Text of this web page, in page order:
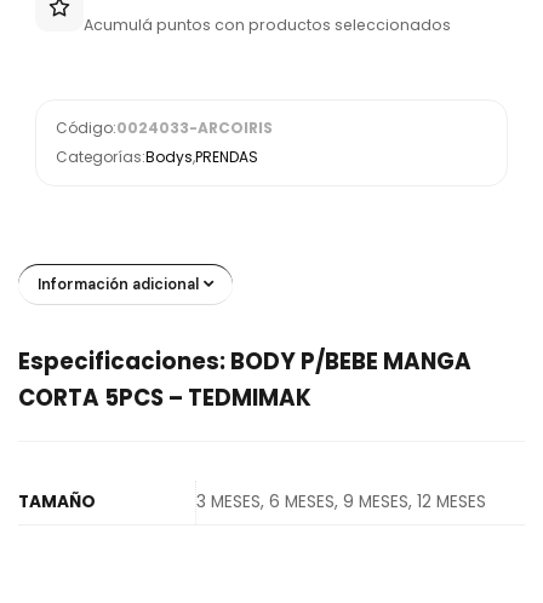
Acumulá puntos con productos seleccionados
Código:0024033-ARCOIRIS
Categorías:Bodys,PRENDAS
Información adicional
Especificaciones: BODY P/BEBE MANGA
CORTA 5PCS – TEDMIMAK
TAMAÑO 3 MESES, 6 MESES, 9 MESES, 12 MESES